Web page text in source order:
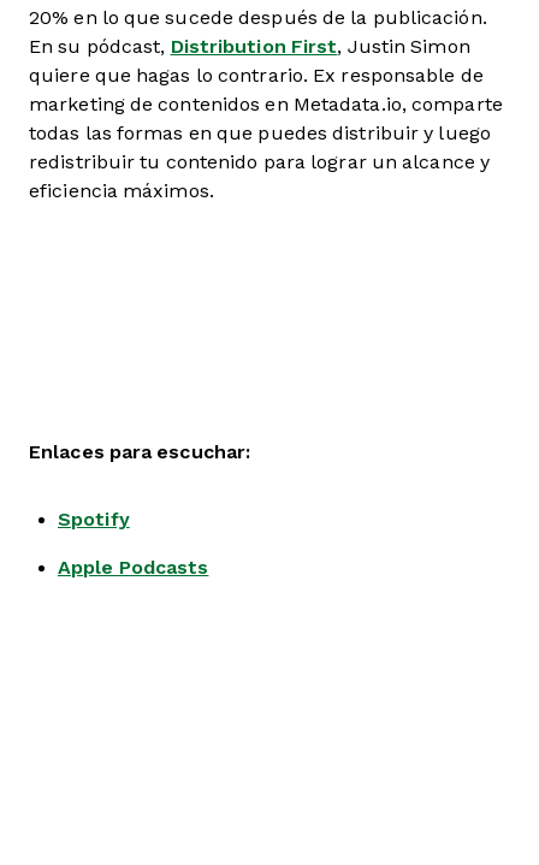
20% en lo que sucede después de la publicación.
En su pódcast, Distribution First, Justin Simon
quiere que hagas lo contrario. Ex responsable de
marketing de contenidos en Metadata.io, comparte
todas las formas en que puedes distribuir y luego
redistribuir tu contenido para lograr un alcance y
eficiencia máximos.
Enlaces para escuchar:
Spotify
Apple Podcasts